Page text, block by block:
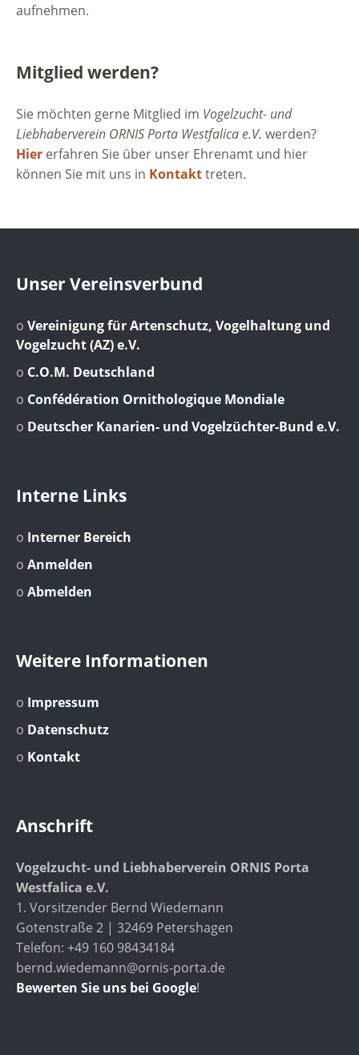
aufnehmen.
Mitglied werden?
Sie möchten gerne Mitglied im Vogelzucht- und
Liebhaberverein ORNIS Porta Westfalica e.V. werden?
Hier erfahren Sie über unser Ehrenamt und hier
können Sie mit uns in Kontakttreten.
Unser Vereinsverbund
o Vereinigung für Artenschutz, Vogelhaltung und
Vogelzucht (AZ) e.V.
o C.O.M. Deutschland
o Confédération Ornithologique Mondiale
o Deutscher Kanarien- und Vogelzüchter-Bund e.V.
Interne Links
o Interner Bereich
o Anmelden
o Abmelden
Weitere Informationen
o Impressum
o Datenschutz
o Kontakt
Anschrift
Vogelzucht- und Liebhaberverein ORNIS Porta
Westfalica e.V.
1. Vorsitzender Bernd Wiedemann
Gotenstraße 2 | 32469 Petershagen
Telefon: +49 160 98434184
bernd.wiedemann@ornis-porta.de
Bewerten Sie uns bei Google!